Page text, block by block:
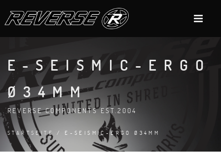
E-SEISMIC-ERGO
Ø34MM
REVERSE COMPONENTS EST.2004
STARTSEITE / E-SEISMIC-ERGO Ø34MM